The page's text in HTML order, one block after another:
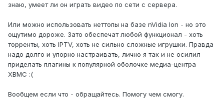
знаю, умеет ли он играть видео по сети с сервера.
Или можно использовать неттопы на базе nVidia Ion - но это
ощутимо дороже. Зато обеспечат любой функционал - хоть
торренты, хоть IPTV, хоть не сильно сложные игрушки. Правда
надо долго и упорно настраивать, лично я так и не осилил
приделать плагины к популярной оболочке медиа-центра
XBMC :(
Вообщем если что - обращайтесь. Помогу чем смогу.